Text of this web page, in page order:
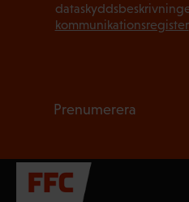
kommunikationsregister
Prenumerera